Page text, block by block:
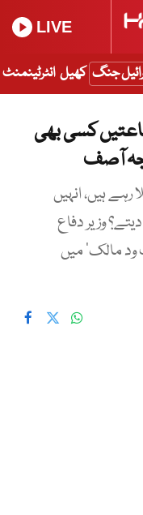
LIVE
جنگ کھیل انٹرٹینمنٹ
کسی بھی
آصف
رہے ہیں، انہیں
وزیر دفاع
ود مالک‘ میں